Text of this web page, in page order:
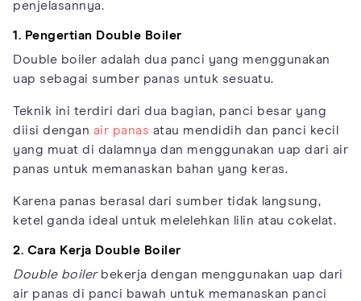
penjelasannya.
1. Pengertian Double Boiler
Double boiler adalah dua panci yang menggunakan
uap sebagai sumber panas untuk sesuatu.
Teknik ini terdiri dari dua bagian, panci besar yang
diisi dengan air panas atau mendidih dan panci kecil
yang muat di dalamnya dan menggunakan uap dari air
panas untuk memanaskan bahan yang keras.
Karena panas berasal dari sumber tidak langsung,
ketel ganda ideal untuk melelehkan lilin atau cokelat.
2. Cara Kerja Double Boiler
Double boilerbekerja dengan menggunakan uap dari
air panas di panci bawah untuk memanaskan panci